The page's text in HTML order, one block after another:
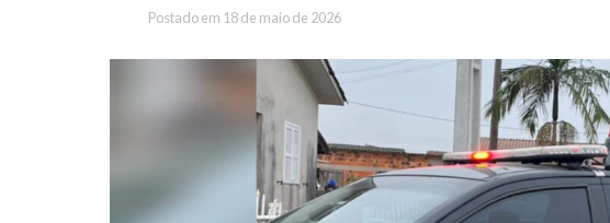
Postado em 18 de maio de 2026